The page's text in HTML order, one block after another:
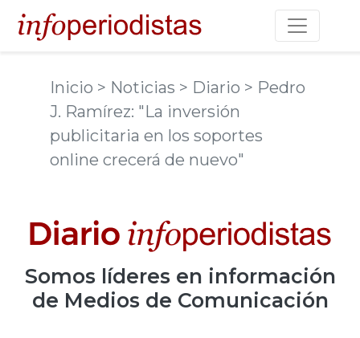
Toggle
Inicio > Noticias > Diario > Pedro
J. Ramírez: "La inversión
publicitaria en los soportes
online crecerá de nuevo"
Somos líderes en información
de Medios de Comunicación